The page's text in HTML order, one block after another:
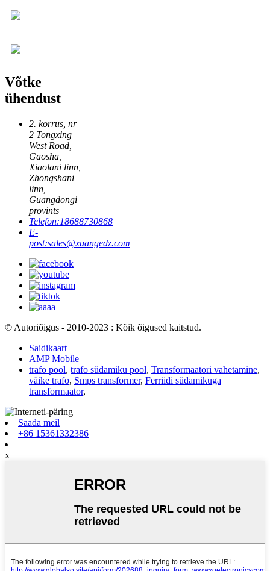
Võtke
ühendust
2. korrus, nr
2 Tongxing
West Road,
Gaosha,
Xiaolani linn,
Zhongshani
linn,
Guangdongi
provints
Telefon:18688730868
E-
post:sales@xuangedz.com
© Autoriõigus - 2010-2023 : Kõik õigused kaitstud.
Saidikaart
AMP Mobile
trafo pool, trafo südamiku pool, Transformaatori vahetamine,
väike trafo, Smps transformer, Ferriidi südamikuga
transformaator,
Saada meil
+86 15361332386
x